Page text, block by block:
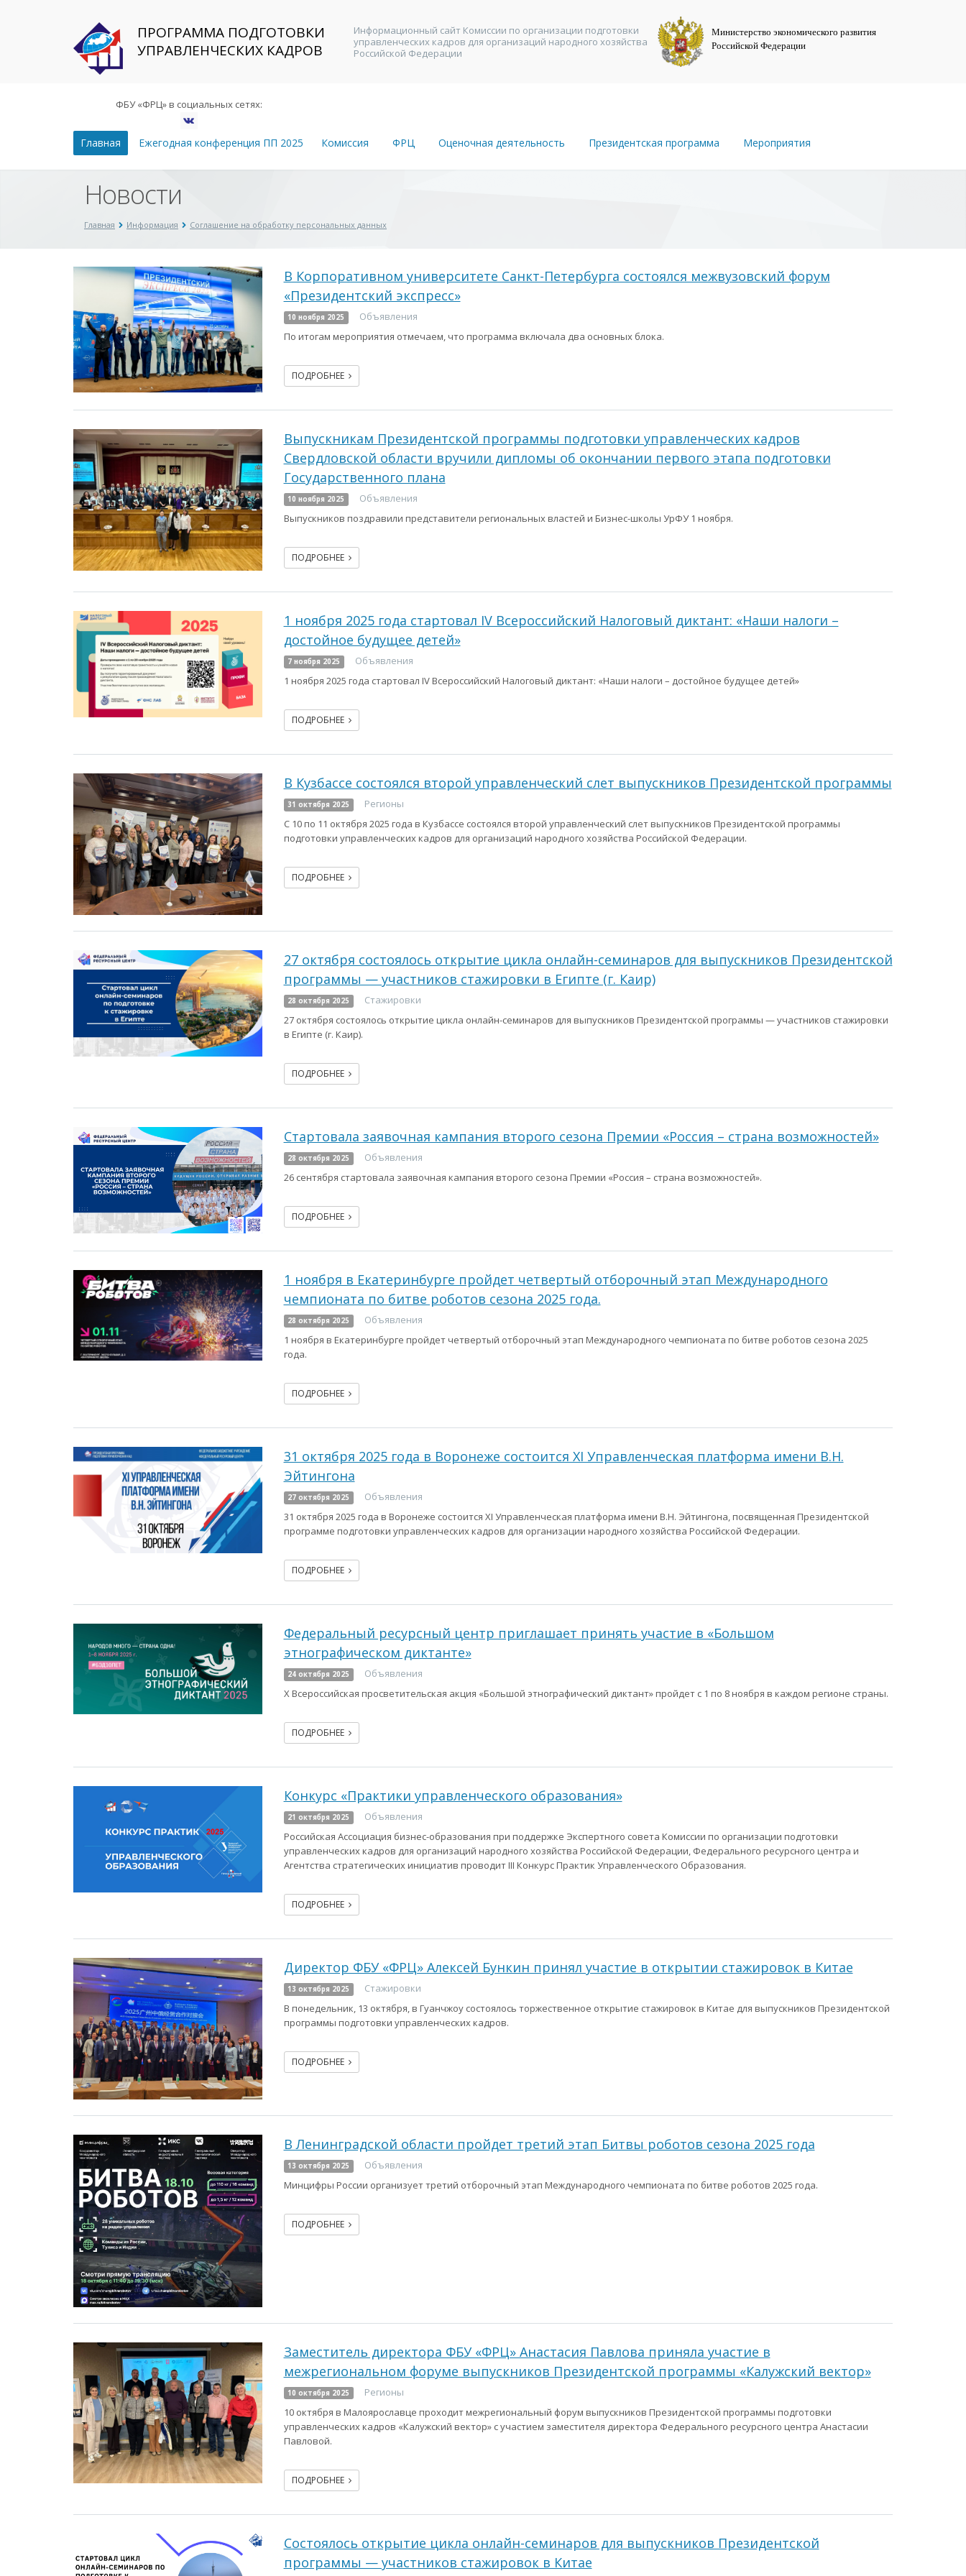
ПРОГРАММА ПОДГОТОВКИ
УПРАВЛЕНЧЕСКИХ КАДРОВ
Информационный сайт Комиссии по организации подготовки
управленческих кадров для организаций народного хозяйства
Российской Федерации
Министерство экономического развития
Российской Федерации
ФБУ «ФРЦ» в социальных сетях:
Главная Ежегодная конференция ПП 2025 Комиссия ФРЦ Оценочная деятельность Президентская программа Мероприятия
Новости
Главная Информация Соглашение на обработку персональных данных
В Корпоративном университете Санкт-Петербурга состоялся межвузовский форум
«Президентский экспресс»
10 ноября 2025
Объявления
По итогам мероприятия отмечаем, что программа включала два основных блока.
ПОДРОБНЕЕ
Выпускникам Президентской программы подготовки управленческих кадров
Свердловской области вручили дипломы об окончании первого этапа подготовки
Государственного плана
10 ноября 2025
Объявления
Выпускников поздравили представители региональных властей и Бизнес-школы УрФУ 1 ноября.
ПОДРОБНЕЕ
1 ноября 2025 года стартовал IV Всероссийский Налоговый диктант: «Наши налоги –
достойное будущее детей»
7 ноября 2025
Объявления
1 ноября 2025 года стартовал IV Всероссийский Налоговый диктант: «Наши налоги – достойное будущее детей»
ПОДРОБНЕЕ
В Кузбассе состоялся второй управленческий слет выпускников Президентской программы
31 октября 2025
Регионы
С 10 по 11 октября 2025 года в Кузбассе состоялся второй управленческий слет выпускников Президентской программы
подготовки управленческих кадров для организаций народного хозяйства Российской Федерации.
ПОДРОБНЕЕ
27 октября состоялось открытие цикла онлайн-семинаров для выпускников Президентской
программы — участников стажировки в Египте (г. Каир)
28 октября 2025
Стажировки
27 октября состоялось открытие цикла онлайн-семинаров для выпускников Президентской программы — участников стажировки
в Египте (г. Каир).
ПОДРОБНЕЕ
Стартовала заявочная кампания второго сезона Премии «Россия – страна возможностей»
28 октября 2025
Объявления
26 сентября стартовала заявочная кампания второго сезона Премии «Россия – страна возможностей».
ПОДРОБНЕЕ
1 ноября в Екатеринбурге пройдет четвертый отборочный этап Международного
чемпионата по битве роботов сезона 2025 года.
28 октября 2025
Объявления
1 ноября в Екатеринбурге пройдет четвертый отборочный этап Международного чемпионата по битве роботов сезона 2025
года.
ПОДРОБНЕЕ
31 октября 2025 года в Воронеже состоится XI Управленческая платформа имени В.Н.
Эйтингона
27 октября 2025
Объявления
31 октября 2025 года в Воронеже состоится XI Управленческая платформа имени В.Н. Эйтингона, посвященная Президентской
программе подготовки управленческих кадров для организации народного хозяйства Российской Федерации.
ПОДРОБНЕЕ
Федеральный ресурсный центр приглашает принять участие в «Большом
этнографическом диктанте»
24 октября 2025
Объявления
X Всероссийская просветительская акция «Большой этнографический диктант» пройдет с 1 по 8 ноября в каждом регионе страны.
ПОДРОБНЕЕ
Конкурс «Практики управленческого образования»
21 октября 2025
Объявления
Российская Ассоциация бизнес-образования при поддержке Экспертного совета Комиссии по организации подготовки
управленческих кадров для организаций народного хозяйства Российской Федерации, Федерального ресурсного центра и
Агентства стратегических инициатив проводит III Конкурс Практик Управленческого Образования.
ПОДРОБНЕЕ
Директор ФБУ «ФРЦ» Алексей Бункин принял участие в открытии стажировок в Китае
13 октября 2025
Стажировки
В понедельник, 13 октября, в Гуанчжоу состоялось торжественное открытие стажировок в Китае для выпускников Президентской
программы подготовки управленческих кадров.
ПОДРОБНЕЕ
В Ленинградской области пройдет третий этап Битвы роботов сезона 2025 года
13 октября 2025
Объявления
Минцифры России организует третий отборочный этап Международного чемпионата по битве роботов 2025 года.
ПОДРОБНЕЕ
Заместитель директора ФБУ «ФРЦ» Анастасия Павлова приняла участие в
межрегиональном форуме выпускников Президентской программы «Калужский вектор»
10 октября 2025
Регионы
10 октября в Малоярославце проходит межрегиональный форум выпускников Президентской программы подготовки
управленческих кадров «Калужский вектор» с участием заместителя директора Федерального ресурсного центра Анастасии
Павловой.
ПОДРОБНЕЕ
Состоялось открытие цикла онлайн-семинаров для выпускников Президентской
программы — участников стажировок в Китае